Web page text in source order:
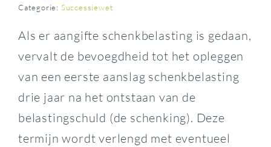
Categorie: Successiewet
Als er aangifte schenkbelasting is gedaan,
vervalt de bevoegdheid tot het opleggen
van een eerste aanslag schenkbelasting
drie jaar na het ontstaan van de
belastingschuld (de schenking). Deze
termijn wordt verlengd met eventueel